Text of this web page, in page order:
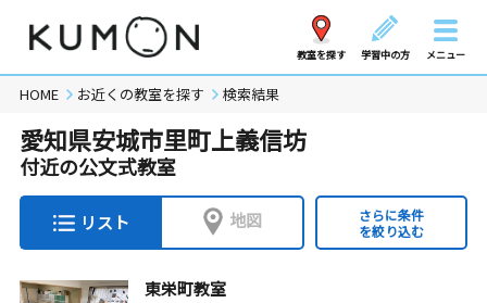
教室を探す 学習中の方 メニュー
HOME お近くの教室を探す 検索結果
愛知県安城市里町上義信坊
付近の公文式教室
リスト 地図
さらに条件
を絞り込む
東栄町教室